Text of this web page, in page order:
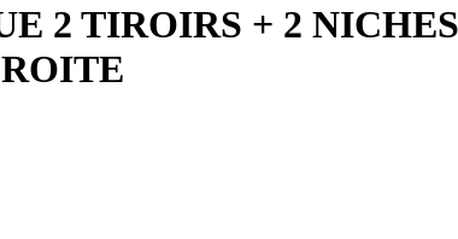
2 TIROIRS + 2